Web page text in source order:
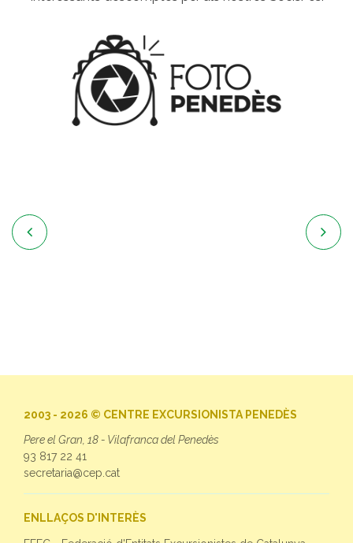
 
2003 - 2026 © CENTRE EXCURSIONISTA PENEDÈS
Pere el Gran, 18 - Vilafranca del Penedès
93 817 22 41
secretaria@cep.cat
ENLLAÇOS D'INTERÈS